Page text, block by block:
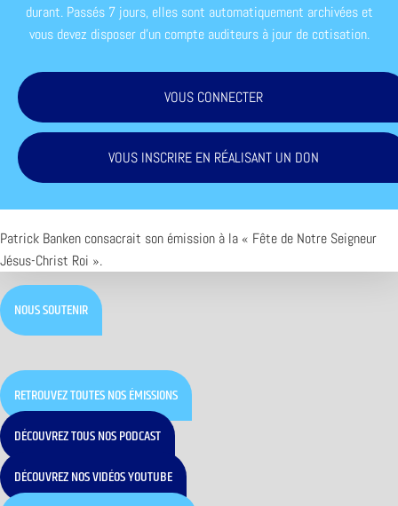
durant. Passés 7 jours, elles sont automatiquement archivées et
vous devez disposer d'un compte auditeurs à jour de cotisation.
VOUS CONNECTER
VOUS INSCRIRE EN RÉALISANT UN DON
Patrick Banken consacrait son émission à la « Fête de Notre Seigneur
Jésus-Christ Roi ».
NOUS SOUTENIR
RETROUVEZ TOUTES NOS ÉMISSIONS
DÉCOUVREZ TOUS NOS PODCAST
DÉCOUVREZ NOS VIDÉOS YOUTUBE